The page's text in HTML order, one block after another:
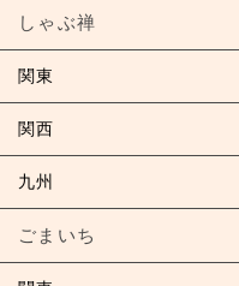
しゃぶ禅
関東
関西
九州
ごまいち